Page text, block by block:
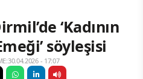
‘Kadının
söyleşisi
- 17:07